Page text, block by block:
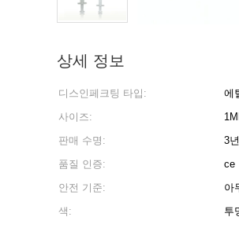
상세 정보
디스인페크팅 타입: 에
사이즈:
판매 수명:
3년
품질 인증:
ce
안전 기준:
아
색:
투